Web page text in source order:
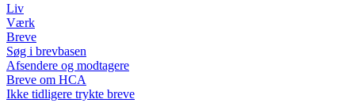
Liv
Værk
Breve
Søg i brevbasen
Afsendere og modtagere
Breve om HCA
Ikke tidligere trykte breve